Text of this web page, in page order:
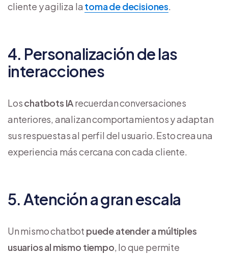
cliente y agiliza la toma de decisiones.
4. Personalización de las
interacciones
Loschatbots IArecuerdan conversaciones
anteriores, analizan comportamientos y adaptan
sus respuestas al perfil del usuario. Esto crea una
experiencia más cercana con cada cliente.
5. Atención a gran escala
Un mismo chatbot puede atender a múltiples
usuarios al mismo tiempo, lo que permite